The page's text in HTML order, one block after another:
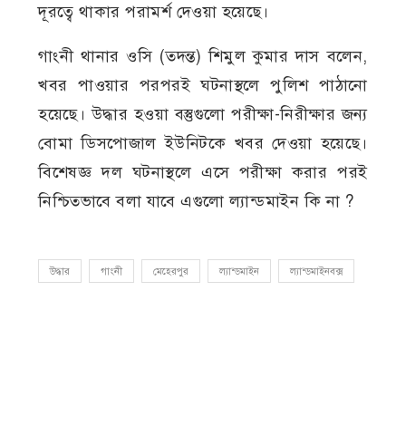
দূরত্বে থাকার পরামর্শ দেওয়া হয়েছে।
গাংনী থানার ওসি (তদন্ত) শিমুল কুমার দাস বলেন,
খবর পাওয়ার পরপরই ঘটনাস্থলে পুলিশ পাঠানো
হয়েছে। উদ্ধার হওয়া বস্তুগুলো পরীক্ষা-নিরীক্ষার জন্য
বোমা ডিসপোজাল ইউনিটকে খবর দেওয়া হয়েছে।
বিশেষজ্ঞ দল ঘটনাস্থলে এসে পরীক্ষা করার পরই
নিশ্চিতভাবে বলা যাবে এগুলো ল্যান্ডমাইন কি না ?
উদ্ধার গাংনী মেহেরপুর ল্যান্ডমাইন ল্যান্ডমাইনবক্স